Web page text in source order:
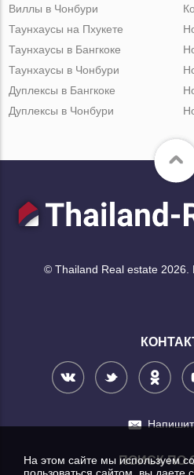
Виллы в Чонбури
Таунхаусы на Пхукете
Таунхаусы в Бангкоке
Таунхаусы в Чонбури
Дуплексы в Бангкоке
Дуплексы в Чонбури
© Thailand Real estate
ПОИСК ПО
На этом сайте мы используем